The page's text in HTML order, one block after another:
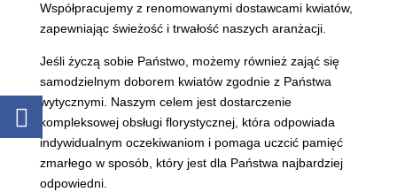
Współpracujemy z renomowanymi dostawcami kwiatów,
zapewniając świeżość i trwałość naszych aranżacji.
Jeśli życzą sobie Państwo, możemy również zająć się
samodzielnym doborem kwiatów zgodnie z Państwa
wytycznymi. Naszym celem jest dostarczenie
kompleksowej obsługi florystycznej, która odpowiada
indywidualnym oczekiwaniom i pomaga uczcić pamięć
zmarłego w sposób, który jest dla Państwa najbardziej
odpowiedni.